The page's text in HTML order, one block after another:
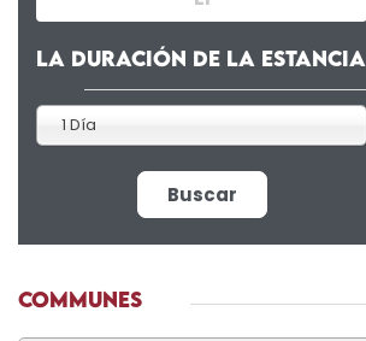
LA DURACIÓN DE LA ESTANCIA
1 Día
Buscar
COMMUNES